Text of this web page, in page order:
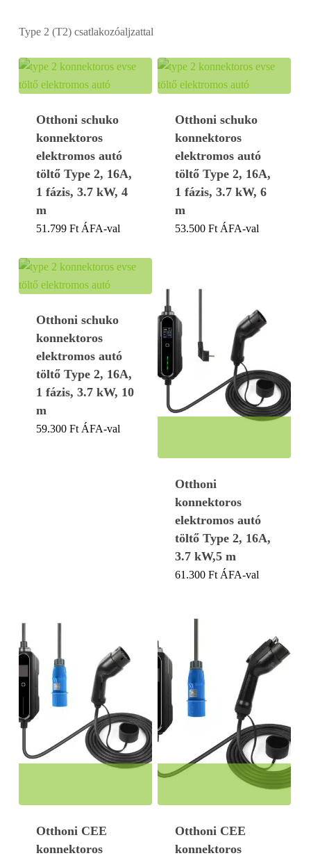
Type 2 (T2) csatlakozóaljzattal
Otthoni schuko
konnektoros
elektromos autó
töltő Type 2, 16A,
1 fázis, 3.7 kW, 4
m
51.799 Ft ÁFA-val
Otthoni schuko
konnektoros
elektromos autó
töltő Type 2, 16A,
1 fázis, 3.7 kW, 6
m
53.500Ft ÁFA-val
Otthoni schuko
konnektoros
elektromos autó
töltő Type 2, 16A,
1 fázis, 3.7 kW, 10
m
59.300 Ft ÁFA-val
Otthoni
konnektoros
elektromos autó
töltő Type 2, 16A,
3.7 kW,5 m
61.300Ft ÁFA-val
Otthoni CEE
konnektoros
Otthoni CEE
konnektoros